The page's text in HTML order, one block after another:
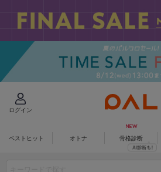
ログイン
ベストヒット オトナ 骨格診断